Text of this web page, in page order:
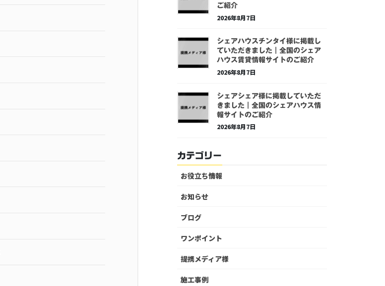
ご紹介
2026年8月7日
シェアハウスチンタイ様に掲載し
ていただきました｜全国のシェア
ハウス賃貸情報サイトのご紹介
2026年8月7日
シェアシェア様に掲載していただ
きました｜全国のシェアハウス情
報サイトのご紹介
2026年8月7日
カテゴリー
お役立ち情報
お知らせ
ブログ
ワンポイント
提携メディア様
施工事例